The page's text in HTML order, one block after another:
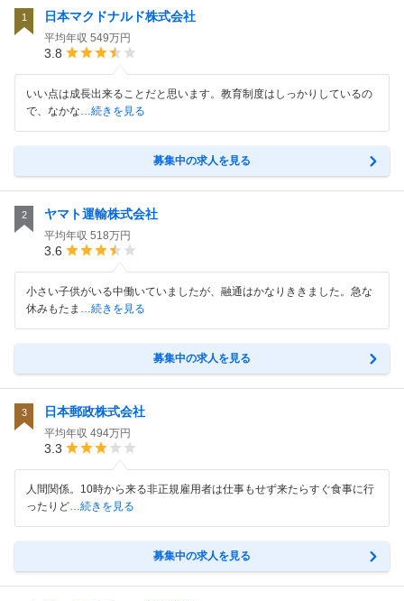
1 日本マクドナルド株式会社
平均年収 549万円
3.8
いい点は成長出来ることだと思います。教育制度はしっかりしているの
で、なかな…続きを見る
募集中の求人を見る
2 ヤマト運輸株式会社
平均年収 518万円
3.6
小さい子供がいる中働いていましたが、融通はかなりききました。急な
休みもたま …続きを見る
募集中の求人を見る
3 日本郵政株式会社
平均年収 494万円
3.3
人間関係。10時から来る非正規雇用者は仕事もせず来たらすぐ食事に行
ったりど…続きを見る
募集中の求人を見る